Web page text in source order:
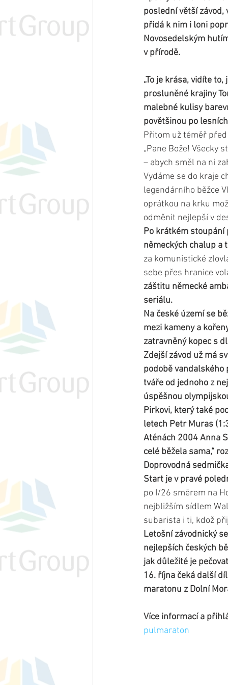
poslední větší
přidá k nim i loni
Novosedelským
v přírodě.
„To je krása, vidíte
prosluněné krajiny
malebné kulisy
povětšinou po
Přitom už téměř
„Pane Bože! Všecky
– abych směl na ni
Vydáme se do kraje
legendárního běžce
oprátkou na krku
odměnit nejlepší v
Po krátkém
německých chalup a
za komunistické
sebe přes hranice
záštitu německé
seriálu.
Na české území se
mezi kameny a
zatravněný kopec s
Zdejší závod už má
podobě
tváře od jednoho z
úspěšnou
Pirkovi, který také
letech Petr Muras
Aténách 2004 Anna
celé běžela sama,“
Doprovodná
Start je v pravé
po I/26 směrem na
nejbližším sídlem
subarista i ti, kdož
Letošní závodnický
nejlepších českých
jak důležité je
16. října čeká další
maratonu z Dolní
Více informací a
pulmaraton